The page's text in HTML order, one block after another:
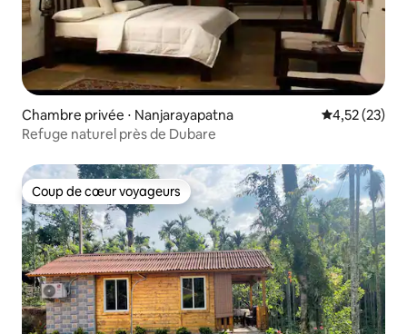
Chambre privée ⋅ Nanjarayapatna Évaluation
4,52 (23)
Refuge naturel près de Dubare
Coup de cœur voyageurs
Coup de cœur voyageurs